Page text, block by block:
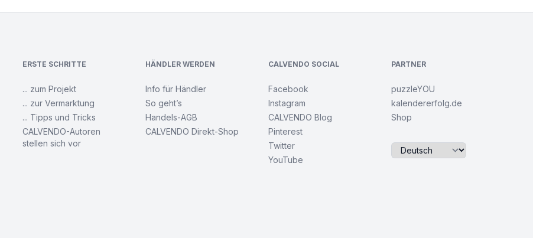
ERSTE SCHRITTE
... zum Projekt
... zur Vermarktung
... Tipps und Tricks
CALVENDO-Autoren
stellen sich vor
HÄNDLER WERDEN
Info für Händler
So geht’s
Handels-AGB
CALVENDO Direkt-Shop
CALVENDO SOCIAL
Facebook
Instagram
CALVENDO Blog
Pinterest
Twitter
YouTube
PARTNER
puzzleYOU
kalendererfolg.de
Shop